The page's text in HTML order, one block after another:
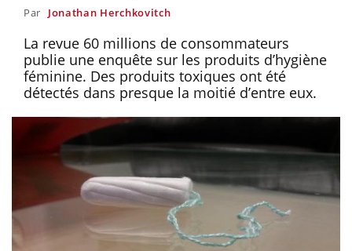
Par Jonathan Herchkovitch
La revue 60 millions de consommateurs
publie une enquête sur les produits d’hygiène
féminine. Des produits toxiques ont été
détectés dans presque la moitié d’entre eux.